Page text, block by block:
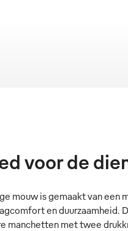
voor de
mouw is gemaakt van een
en duurzaamheid.
manchetten met twee